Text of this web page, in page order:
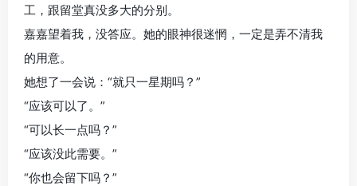
工，跟留堂真没多大的分别。
嘉嘉望着我，没答应。她的眼神很迷惘，一定是弄不清我
的用意。
她想了一会说：“就只一星期吗？”
“应该可以了。”
“可以长一点吗？”
“应该没此需要。”
“你也会留下吗？”